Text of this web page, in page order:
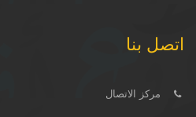
اتصل بنا
مركز الاتصال